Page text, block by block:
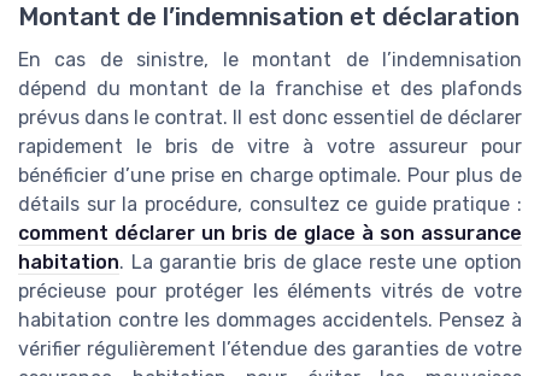
Montant de l’indemnisation et déclaration
En cas de sinistre, le montant de l’indemnisation
dépend du montant de la franchise et des plafonds
prévus dans le contrat. Il est donc essentiel de déclarer
rapidement le bris de vitre à votre assureur pour
bénéficier d’une prise en charge optimale. Pour plus de
détails sur la procédure, consultez ce guide pratique :
comment déclarer un bris de glace à son assurance
habitation. La garantie bris de glace reste une option
précieuse pour protéger les éléments vitrés de votre
habitation contre les dommages accidentels. Pensez à
vérifier régulièrement l’étendue des garanties de votre